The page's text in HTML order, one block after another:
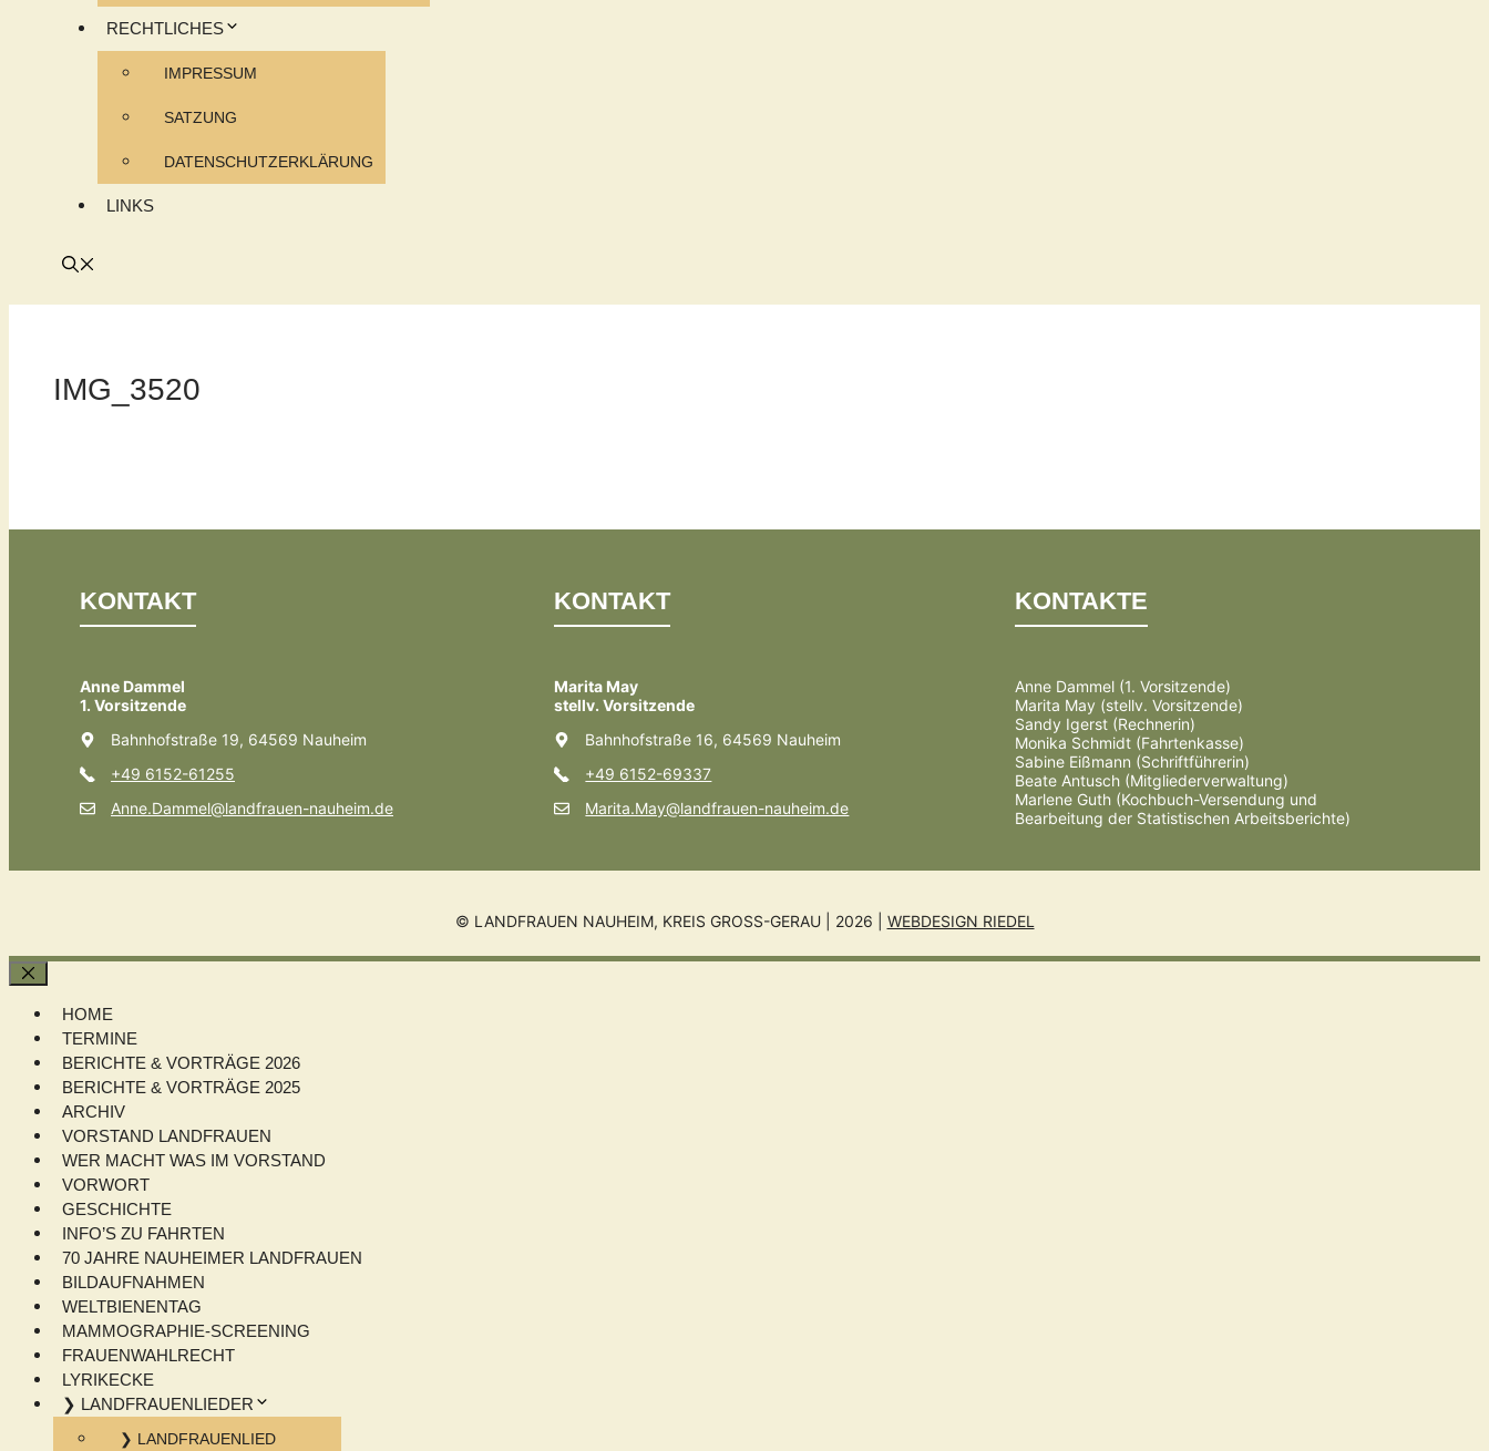
RECHTLICHES
IMPRESSUM
SATZUNG
DATENSCHUTZERKLÄRUNG
LINKS
IMG_3520
KONTAKT
Anne Dammel
1. Vorsitzende
Bahnhofstraße 19, 64569 Nauheim
+49 6152-61255
Anne.Dammel@landfrauen-nauheim.de
KONTAKT
Marita May
stellv. Vorsitzende
Bahnhofstraße 16, 64569 Nauheim
+49 6152-69337
Marita.May@landfrauen-nauheim.de
KONTAKTE
Anne Dammel (1. Vorsitzende)
Marita May (stellv. Vorsitzende)
Sandy Igerst (Rechnerin)
Monika Schmidt (Fahrtenkasse)
Sabine Eißmann (Schriftführerin)
Beate Antusch (Mitgliederverwaltung)
Marlene Guth (Kochbuch-Versendung und
Bearbeitung der Statistischen Arbeitsberichte)
© LANDFRAUEN NAUHEIM, KREIS GROSS-GERAU | 2026 | WEBDESIGN RIEDEL
Schließen
HOME
TERMINE
BERICHTE & VORTRÄGE 2026
BERICHTE & VORTRÄGE 2025
ARCHIV
VORSTAND LANDFRAUEN
WER MACHT WAS IM VORSTAND
VORWORT
GESCHICHTE
INFO’S ZU FAHRTEN
70 JAHRE NAUHEIMER LANDFRAUEN
BILDAUFNAHMEN
WELTBIENENTAG
MAMMOGRAPHIE-SCREENING
FRAUENWAHLRECHT
LYRIKECKE
❯ LANDFRAUENLIEDER
❯ LANDFRAUENLIED